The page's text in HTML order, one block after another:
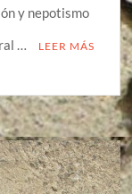
y nepotismo
…
LEER MÁS